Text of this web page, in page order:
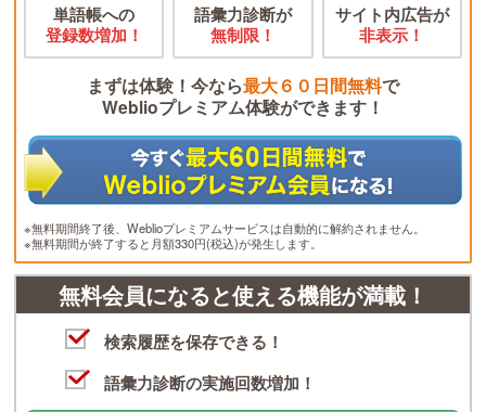
単語帳への
登録数増加！
語彙力診断が
無制限！
サイト内広告が
非表示！
まずは体験！今なら最大６０日間無料で
Weblioプレミアム体験ができます！
※無料期間終了後、Weblioプレミアムサービスは自動的に解約されません。
※無料期間が終了すると月額330円(税込)が発生します。
無料会員になると使える機能が満載！
検索履歴を保存できる！
語彙力診断の実施回数増加！